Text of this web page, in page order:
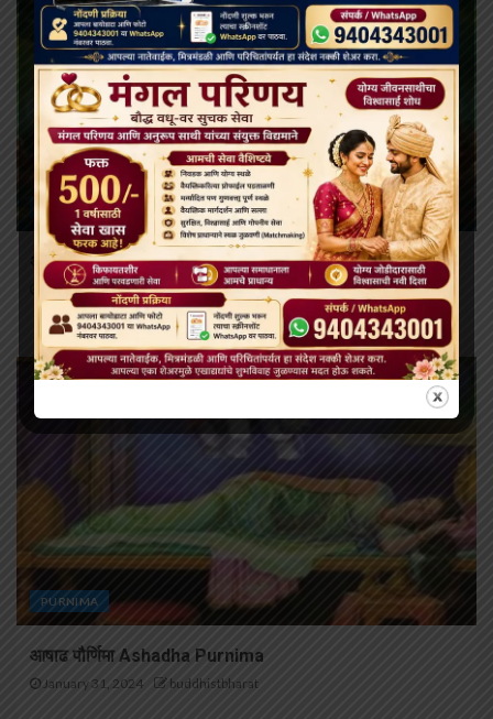
PURNIMA
अश्विन पौर्णिमा – अस्सयुज मासो Ashwin Purnima
October 18, 2024 buddhistbharat
PURNIMA
आषाढ पौर्णिमा Ashadha Purnima
January 31, 2024 buddhistbharat